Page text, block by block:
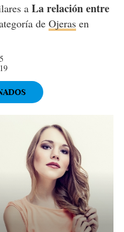
a La relación entre
de Ojerasen